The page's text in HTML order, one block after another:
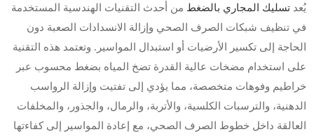
يُعدتسليك المجاري بالضغط من أحدث التقنيات الهندسية المستخدمة
في تنظيف شبكات الصرف الصحي وإزالة الانسدادات الصعبة دون
الحاجة إلى تكسير الأرضيات أو استبدال المواسير. وتعتمد هذه التقنية
على استخدام مضخات عالية القدرة تضخ المياه بضغط محسوب عبر
خراطيم وفوهات متخصصة، مما يؤدي إلى تفتيت وإزالة الرواسب
الدهنية، والترسبات الكلسية، والأتربة، والرمال، والجذور، والمخلفات
العالقة داخل خطوط الصرف الصحي، مع إعادة المواسير إلى كفاءتها